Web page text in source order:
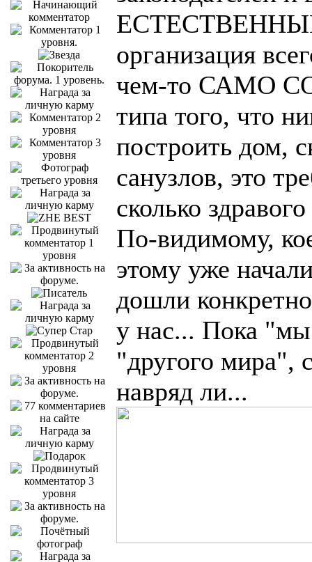
организация
чем-то САМО
типа того, что
построить дом,
санузлов, это
сколько
По-видимому,
этому уже
дошли
у нас... Пока
"другого мира",
навряд ли...